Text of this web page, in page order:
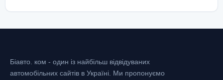
Біавто. ком - один із найбільш відвідуваних
автомобільних сайтів в Україні. Ми пропонуємо